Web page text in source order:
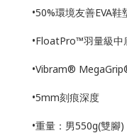
•50%環境友善EVA鞋
•FloatPro™羽量級中
•Vibram®
•5mm刻痕深度
•重量：男550g(雙腳)